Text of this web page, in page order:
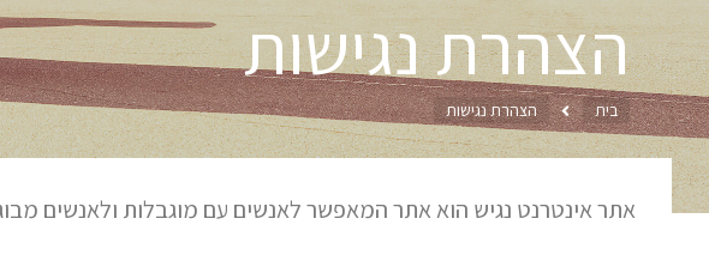
הצהרת נגישות
בית הצהרת נגישות
אתר אינטרנט נגיש הוא אתר המאפשר לאנשים עם מוגבלות ולאנשים